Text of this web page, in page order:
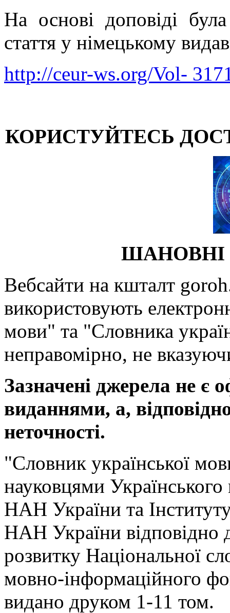
На основі доповіді
стаття у німецькому
http://ceur-ws.org/Vol-
КОРИСТУЙТЕСЬ
ШАНОВНІ
Вебсайти на кшталт
використовують
мови" та "Словника
неправомірно, не
Зазначені джерела не є
виданнями, а,
неточності.
"Словник української
науковцями
НАН України та
НАН України відповідно
розвитку Національної
мовно-інформаційного
видано друком 1-11 том.